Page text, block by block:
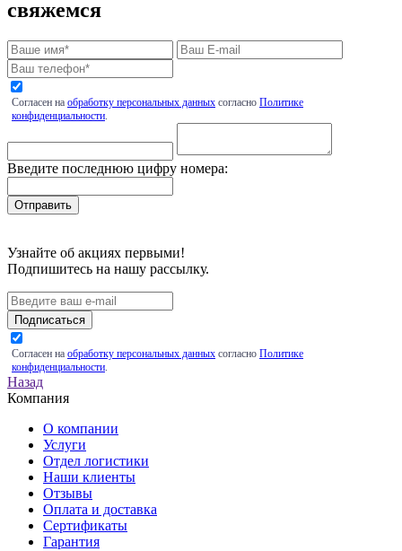
свяжемся
Согласен на обработку персональных данных согласно Политике
конфиденциальности.
Введите последнюю цифру номера:
Узнайте об акциях первыми!
Подпишитесь на нашу рассылку.
Подписаться
Согласен на обработку персональных данных согласно Политике
конфиденциальности.
Назад
Компания
О компании
Услуги
Отдел логистики
Наши клиенты
Отзывы
Оплата и доставка
Сертификаты
Гарантия